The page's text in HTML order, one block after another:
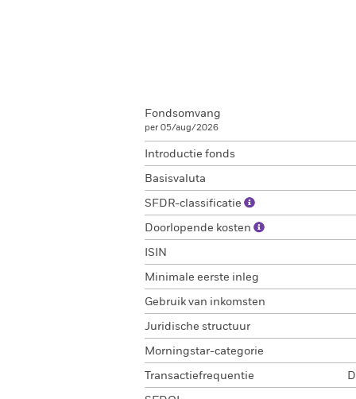
Fondsomvang
per 05/aug/2026
Introductie fonds
Basisvaluta
SFDR-classificatie
Doorlopende kosten
ISIN
Minimale eerste inleg
Gebruik van inkomsten
Juridische structuur
Morningstar-categorie
Transactiefrequentie